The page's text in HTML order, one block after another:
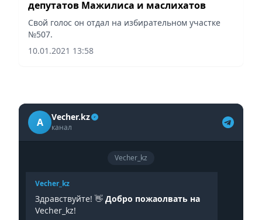
депутатов Мажилиса и маслихатов
Свой голос он отдал на избирательном участке
№507.
10.01.2021 13:58
A Vecher.kz
канал
Vecher_kz
Vecher_kz
Здравствуйте! 👋 Добро пожаолвать на
Vecher_kz!